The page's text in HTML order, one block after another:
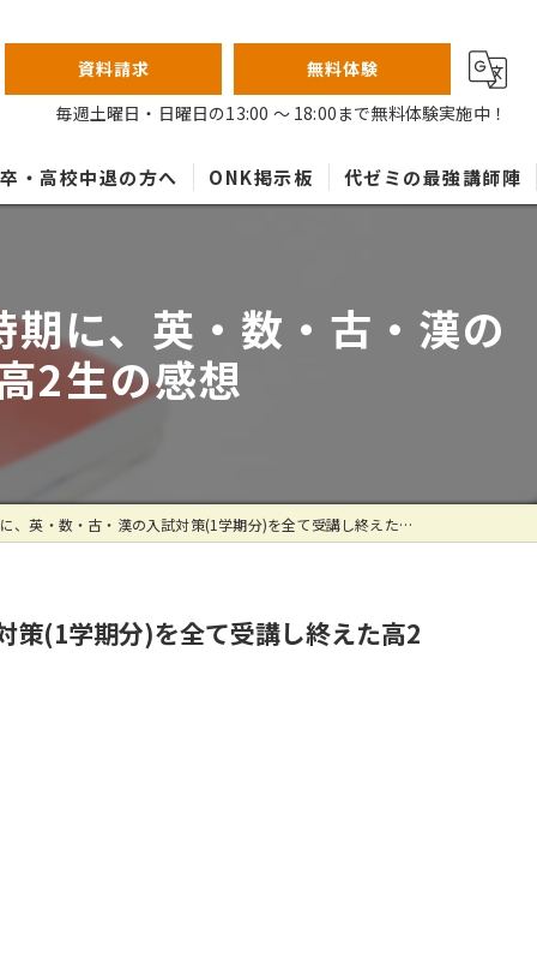
資料請求
無料体験
毎週土曜日・日曜日の13:00 ～ 18:00まで無料体験実施中！
・高校中退の方へ ONK掲示板 代ゼミの最強講師陣
に、英・数・古・漢の
2生の感想
・古・漢の入試対策(1学期分)を全て受講し終えた高2生の感想
(1学期分)を全て受講し終えた高2